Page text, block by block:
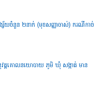
សង្ស័យចំនួន ២នាក់ (មុខសញ្ញាចាស់) ករណីកាច់
អនុវត្តគោលនយោបាយ ភូមិ ឃុំ សង្កាត់ មាន